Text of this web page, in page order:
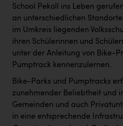
School Pekoll ins Leben
an unterschiedlichen
im Umkreis liegenden
ihren Schülerinnen und
unter der Anleitung von Bike-
Pumptrack kennenzulernen.
Bike-Parks und Pumptracks
zunehmender Beliebtheit und
Gemeinden und auch
in eine entsprechende